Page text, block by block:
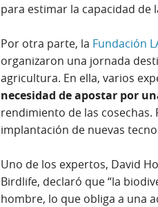
para estimar la capacidad de
Por otra parte, la Fundación
organizaron una jornada
agricultura. En ella, varios
necesidad de apostar por
rendimiento de las
implantación de nuevas
Uno de los expertos, David
Birdlife, declaró que “la
hombre, lo que obliga a una